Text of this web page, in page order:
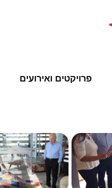
פרויקטים ואירועים